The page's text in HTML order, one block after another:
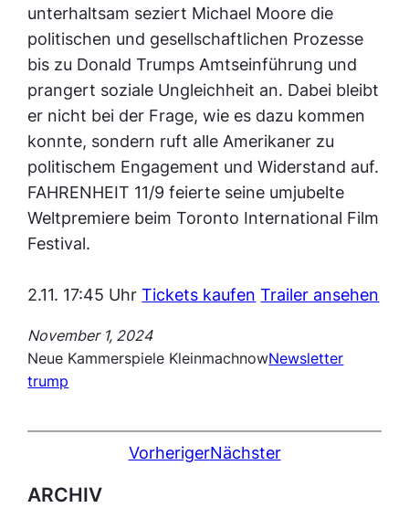
unterhaltsam seziert Michael Moore die
politischen und gesellschaftlichen Prozesse
bis zu Donald Trumps Amtseinführung und
prangert soziale Ungleichheit an. Dabei bleibt
er nicht bei der Frage, wie es dazu kommen
konnte, sondern ruft alle Amerikaner zu
politischem Engagement und Widerstand auf.
FAHRENHEIT 11/9 feierte seine umjubelte
Weltpremiere beim Toronto International Film
Festival.
2.11. 17:45 UhrTickets kaufen Trailer ansehen
November 1, 2024
Neue Kammerspiele KleinmachnowNewsletter
trump
VorherigerNächster
ARCHIV